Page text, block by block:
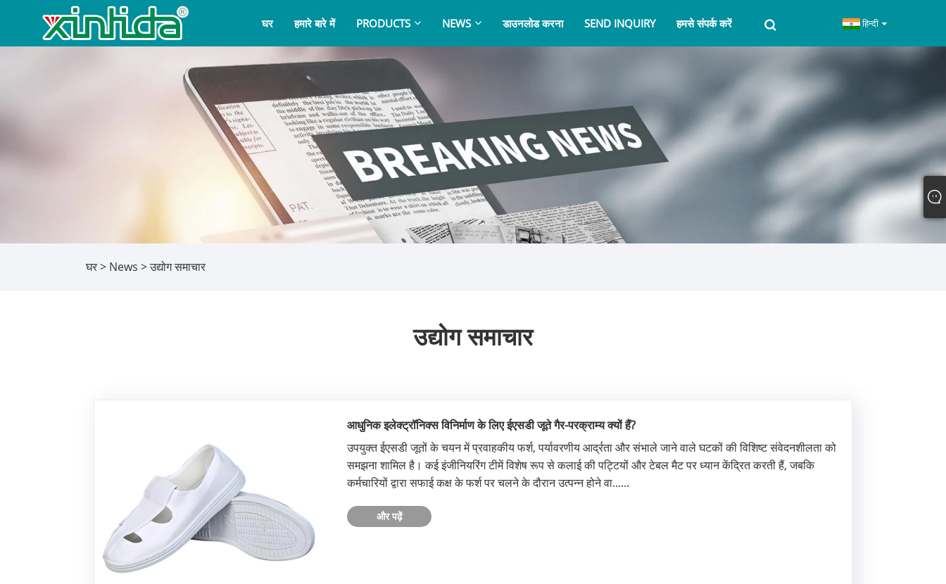
घर हमारे बारे में PRODUCTS NEWS डाउनलोड करना SEND INQUIRY हमसे संपर्क करें हिन्दी
घर> News > उद्योग समाचार
उद्योग समाचार
आधुनिक इलेक्ट्रॉनिक्स विनिर्माण के लिए ईएसडी जूते गैर-परक्राम्य क्यों हैं?
उपयुक्त ईएसडी जूतों के चयन में प्रवाहकीय फर्श, पर्यावरणीय आर्द्रता और संभाले जाने वाले घटकों की विशिष्ट संवेदनशीलता को
समझना शामिल है। कई इंजीनियरिंग टीमें विशेष रूप से कलाई की पट्टियों और टेबल मैट पर ध्यान केंद्रित करती हैं, जबकि
कर्मचारियों द्वारा सफाई कक्ष के फर्श पर चलने के दौरान उत्पन्न होने वा......
और पढ़ें